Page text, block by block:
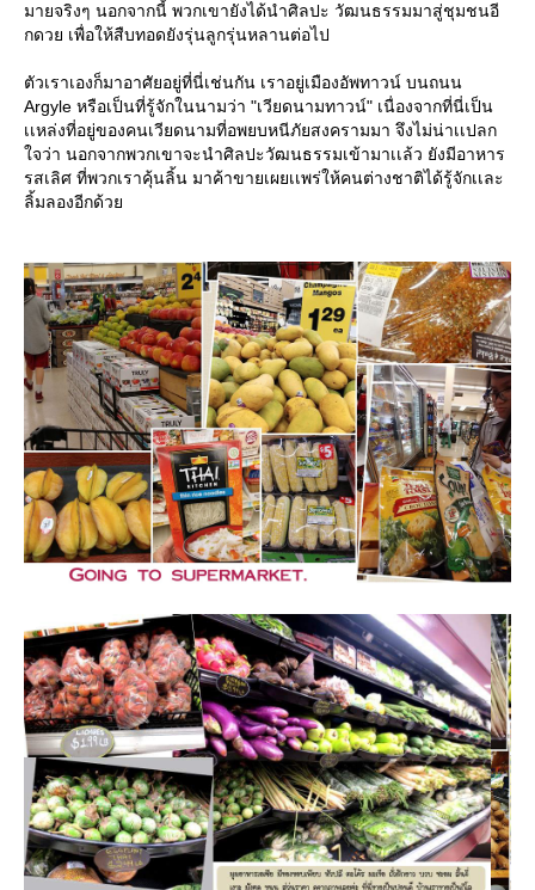
มายจริงๆ นอกจากนี้ พวกเขายังได้นำศิลปะ วัฒนธรรมมาสู่ชุมชนอี
กดวย เพื่อให้สืบทอดยังรุ่นลูกรุ่นหลานต่อไป
ตัวเราเองก็มาอาศัยอยู่ที่นี่เช่นกัน เราอยู่เมืองอัพทาวน์ บนถนน
Argyle หรือเป็นที่รู้จักในนามว่า "เวียดนามทาวน์" เนื่องจากที่นี่เป็น
เเหล่งที่อยู่ของคนเวียดนามที่อพยบหนีภัยสงครามมา จึงไม่น่าเเปลก
ใจว่า นอกจากพวกเขาจะนำศิลปะวัฒนธรรมเข้ามาเเล้ว ยังมีอาหาร
รสเลิศ ที่พวกเราคุ้นลิ้น มาค้าขายเผยเเพร่ให้คนต่างชาติได้รู้จักเเละ
ลิ้มลองอีกด้วย